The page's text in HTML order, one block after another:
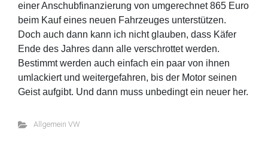
einer Anschubfinanzierung von umgerechnet 865 Euro
beim Kauf eines neuen Fahrzeuges unterstützen.
Doch auch dann kann ich nicht glauben, dass Käfer
Ende des Jahres dann alle verschrottet werden.
Bestimmt werden auch einfach ein paar von ihnen
umlackiert und weitergefahren, bis der Motor seinen
Geist aufgibt. Und dann muss unbedingt ein neuer her.
Allgemein VW